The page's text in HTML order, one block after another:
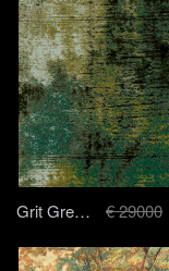
Grit Green - 250 x 300 cm € 29000